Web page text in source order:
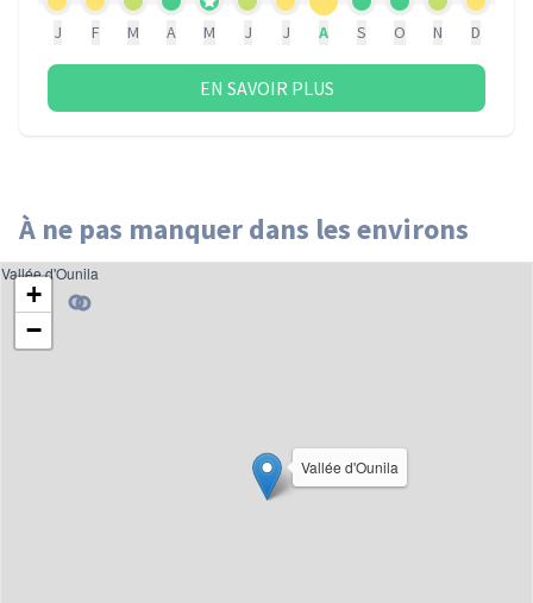
J F M A M J J A S O N D
EN SAVOIR PLUS
À ne pas manquer dans les environs
Vallée d'Ounila
+
−
Vallée d'Ounila